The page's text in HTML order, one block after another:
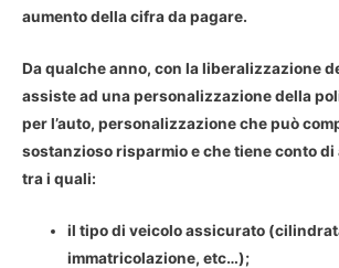
aumento della cifra da pagare.
Da qualche anno, con la liberalizzazione
assiste ad una personalizzazione della
per l’auto, personalizzazione che può
sostanzioso risparmio e che tiene conto
tra i quali:
iltipo di veicoloassicurato
immatricolazione, etc…);